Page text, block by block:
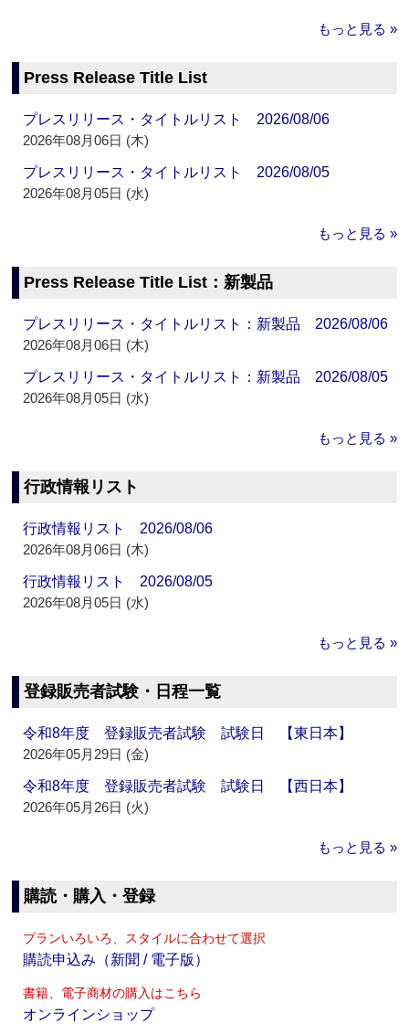
もっと見る »
Press Release Title List
プレスリリース・タイトルリスト 2026/08/06
2026年08月06日 (木)
プレスリリース・タイトルリスト 2026/08/05
2026年08月05日 (水)
もっと見る »
Press Release Title List：新製品
プレスリリース・タイトルリスト：新製品 2026/08/06
2026年08月06日 (木)
プレスリリース・タイトルリスト：新製品 2026/08/05
2026年08月05日 (水)
もっと見る »
行政情報リスト
行政情報リスト 2026/08/06
2026年08月06日 (木)
行政情報リスト 2026/08/05
2026年08月05日 (水)
もっと見る »
登録販売者試験・日程一覧
令和8年度 登録販売者試験 試験日 【東日本】
2026年05月29日 (金)
令和8年度 登録販売者試験 試験日 【西日本】
2026年05月26日 (火)
もっと見る »
購読・購入・登録
プランいろいろ、スタイルに合わせて選択
購読申込み（新聞 / 電子版）
書籍、電子商材の購入はこちら
オンラインショップ